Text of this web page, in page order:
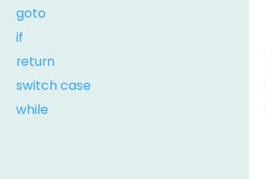
goto
if
return
switch case
while